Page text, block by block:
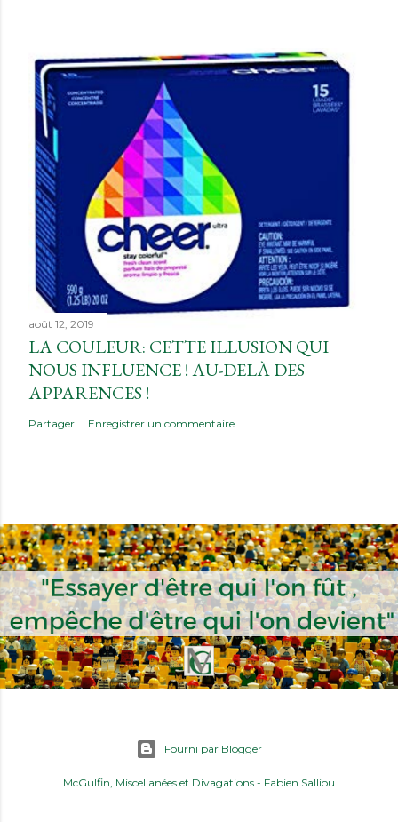
août 12, 2019
LA COULEUR: CETTE ILLUSION QUI
NOUS INFLUENCE ! AU-DELÀ DES
APPARENCES !
Partager Enregistrer un commentaire
Fourni par Blogger
McGulfin, Miscellanées et Divagations - Fabien Salliou